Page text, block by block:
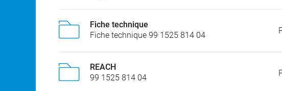
Fiche technique
Fiche technique 99 1525 814 04
REACH
99 1525 814 04